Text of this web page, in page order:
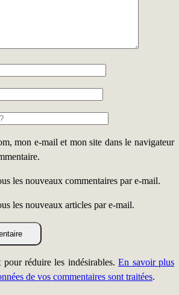
mon e-mail et mon site dans le navigateur
les nouveaux commentaires par e-mail.
les nouveaux articles par e-mail.
réduire les indésirables.En savoir plus
de vos commentaires sont traitées.